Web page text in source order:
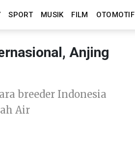
SPORT MUSIK FILM OTOMOTIF
Anjing
breeder Indonesia
Air